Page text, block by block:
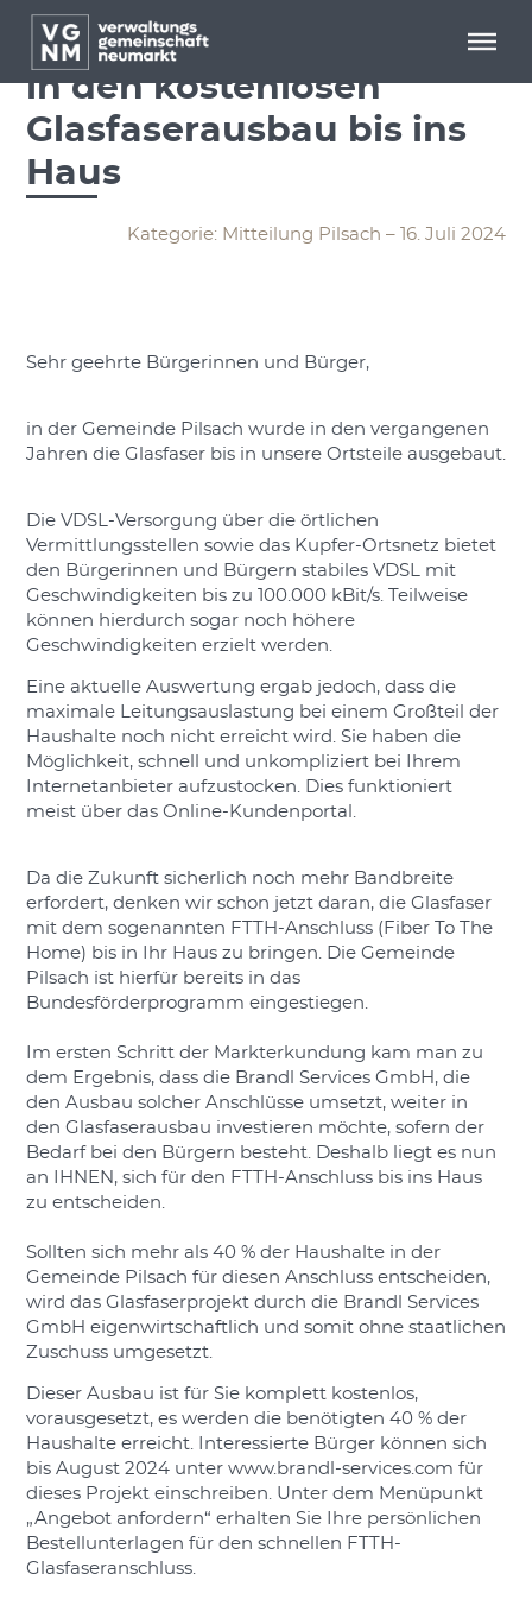
Menü überspringen
Menü überspringen
Aufruf zur Einschreibung
in den kostenlosen
Glasfaserausbau bis ins
Haus
Kategorie: Mitteilung Pilsach – 16. Juli 2024
Sehr geehrte Bürgerinnen und Bürger,
in der Gemeinde Pilsach wurde in den vergangenen
Jahren die Glasfaser bis in unsere Ortsteile ausgebaut.
Die VDSL-Versorgung über die örtlichen
Vermittlungsstellen sowie das Kupfer-Ortsnetz bietet
den Bürgerinnen und Bürgern stabiles VDSL mit
Geschwindigkeiten bis zu 100.000 kBit/s. Teilweise
können hierdurch sogar noch höhere
Geschwindigkeiten erzielt werden.
Eine aktuelle Auswertung ergab jedoch, dass die
maximale Leitungsauslastung bei einem Großteil der
Haushalte noch nicht erreicht wird. Sie haben die
Möglichkeit, schnell und unkompliziert bei Ihrem
Internetanbieter aufzustocken. Dies funktioniert
meist über das Online-Kundenportal.
Da die Zukunft sicherlich noch mehr Bandbreite
erfordert, denken wir schon jetzt daran, die Glasfaser
mit dem sogenannten FTTH-Anschluss (Fiber To The
Home) bis in Ihr Haus zu bringen. Die Gemeinde
Pilsach ist hierfür bereits in das
Bundesförderprogramm eingestiegen.
Im ersten Schritt der Markterkundung kam man zu
dem Ergebnis, dass die Brandl Services GmbH, die
den Ausbau solcher Anschlüsse umsetzt, weiter in
den Glasfaserausbau investieren möchte, sofern der
Bedarf bei den Bürgern besteht. Deshalb liegt es nun
an IHNEN, sich für den FTTH-Anschluss bis ins Haus
zu entscheiden.
Sollten sich mehr als 40 % der Haushalte in der
Gemeinde Pilsach für diesen Anschluss entscheiden,
wird das Glasfaserprojekt durch die Brandl Services
GmbH eigenwirtschaftlich und somit ohne staatlichen
Zuschuss umgesetzt.
Dieser Ausbau ist für Sie komplett kostenlos,
vorausgesetzt, es werden die benötigten 40 % der
Haushalte erreicht. Interessierte Bürger können sich
bis August 2024 unter www.brandl-services.com für
dieses Projekt einschreiben. Unter dem Menüpunkt
„Angebot anfordern“ erhalten Sie Ihre persönlichen
Bestellunterlagen für den schnellen FTTH-
Glasfaseranschluss.